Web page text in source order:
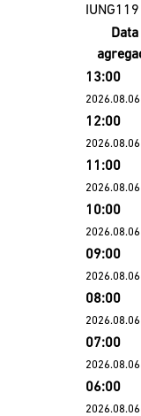
IUNG119
Data
13:00
2026.08.06
12:00
2026.08.06
11:00
2026.08.06
10:00
2026.08.06
09:00
2026.08.06
08:00
2026.08.06
07:00
2026.08.06
06:00
2026.08.06